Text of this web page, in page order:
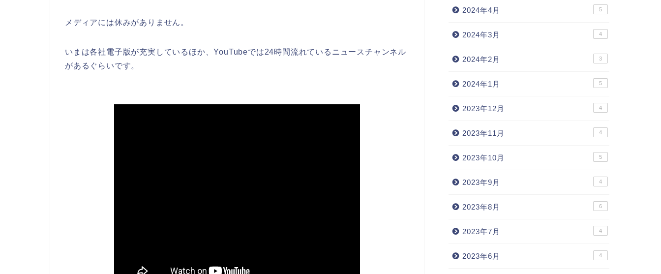
メディアには休みがありません。
いまは各社電子版が充実しているほか、YouTubeでは24時間流れているニュースチャンネル
があるぐらいです。
2024年4月 5
2024年3月 4
2024年2月 3
2024年1月 5
2023年12月 4
2023年11月 4
2023年10月 5
2023年9月 4
2023年8月 6
2023年7月 4
2023年6月 4